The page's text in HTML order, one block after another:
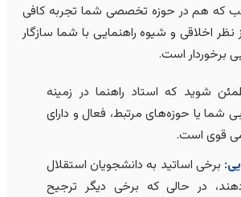
هم در حوزه تخصصی شما تجربه کافی
و شیوه راهنمایی با شما سازگار
است.
که استاد راهنما در زمینه
یا حوزه‌های مرتبط، فعال و دارای
است.
اساتید به دانشجویان استقلال
در حالی که برخی دیگر ترجیح